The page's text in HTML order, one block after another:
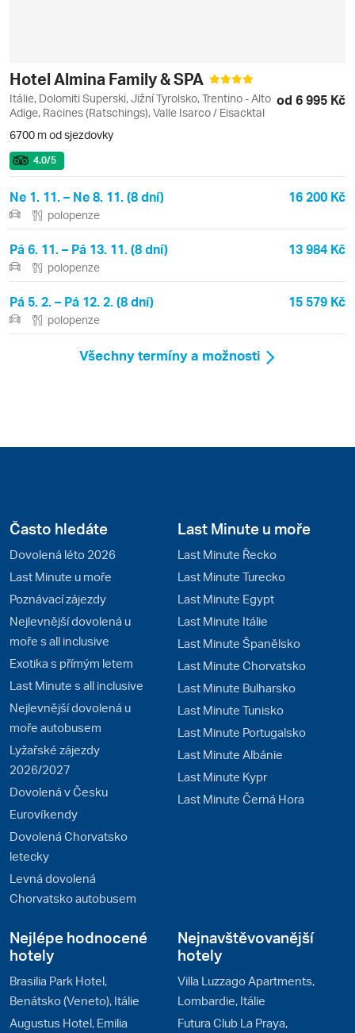
Hotel Almina Family & SPA
Itálie, Dolomiti Superski, Jižní Tyrolsko, Trentino - Alto
Adige, Racines (Ratschings), Valle Isarco / Eisacktal
od 6 995 Kč
6700 m od sjezdovky
4.0/5
Ne 1. 11. – Ne 8. 11. (8 dní) 16 200 Kč
polopenze
Pá 6. 11. – Pá 13. 11. (8 dní) 13 984 Kč
polopenze
Pá 5. 2. – Pá 12. 2. (8 dní) 15 579 Kč
polopenze
Všechny termíny a možnosti
Často hledáte
Dovolená léto 2026
Last Minute u moře
Poznávací zájezdy
Nejlevnější dovolená u
moře s all inclusive
Exotika s přímým letem
Last Minute s all inclusive
Nejlevnější dovolená u
moře autobusem
Lyžařské zájezdy
2026/2027
Dovolená v Česku
Eurovíkendy
Dovolená Chorvatsko
letecky
Levná dovolená
Chorvatsko autobusem
Last Minute u moře
Last Minute Řecko
Last Minute Turecko
Last Minute Egypt
Last Minute Itálie
Last Minute Španělsko
Last Minute Chorvatsko
Last Minute Bulharsko
Last Minute Tunisko
Last Minute Portugalsko
Last Minute Albánie
Last Minute Kypr
Last Minute Černá Hora
Nejlépe hodnocené
hotely
Brasilia Park Hotel,
Benátsko (Veneto), Itálie
Augustus Hotel, Emilia
Nejnavštěvovanější
hotely
Villa Luzzago Apartments,
Lombardie, Itálie
Futura Club La Praya,